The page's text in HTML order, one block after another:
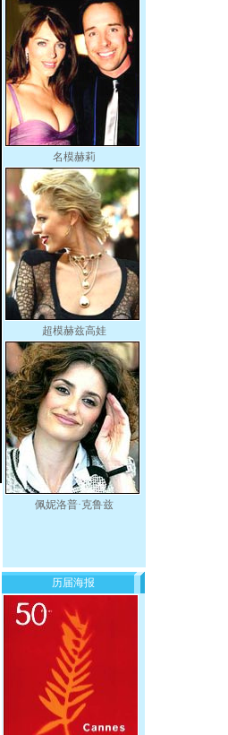
名模赫莉
超模赫兹高娃
佩妮洛普·克鲁兹
历届海报